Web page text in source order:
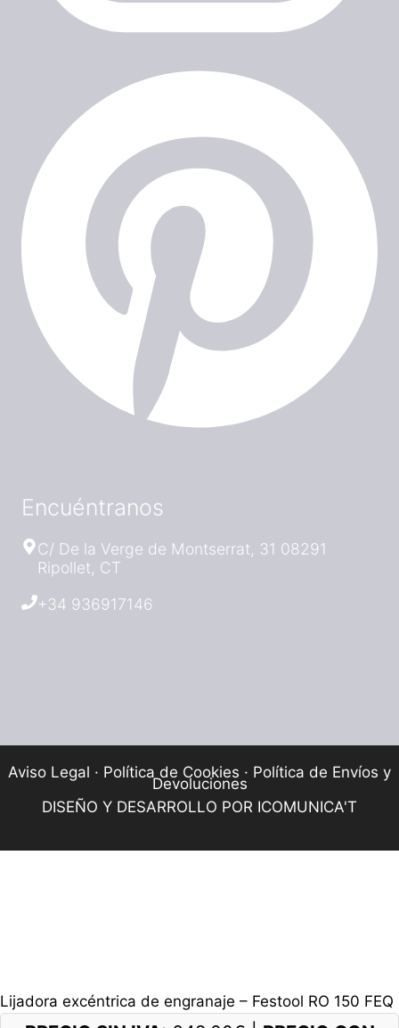
Encuéntranos
C/ De la Verge de Montserrat, 31 08291
Ripollet, CT
+34 936917146
Aviso Legal · Política de Cookies · Política de Envíos y
Devoluciones
DISEÑO Y DESARROLLO POR ICOMUNICA'T
Lijadora excéntrica de engranaje – Festool RO 150 FEQ